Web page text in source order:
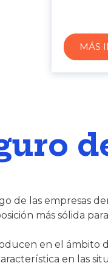
MÁS
de las empresas
más sólida
en el
en las